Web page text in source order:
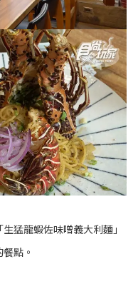
猛龍蝦佐味噌義大利麵」
點。